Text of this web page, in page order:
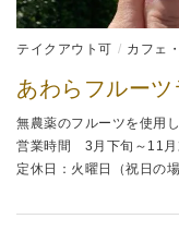
テイクアウト可 カフェ
あわらフルーツ
無農薬のフルーツを使用
営業時間 3月下旬～11
定休日：火曜日（祝日の場